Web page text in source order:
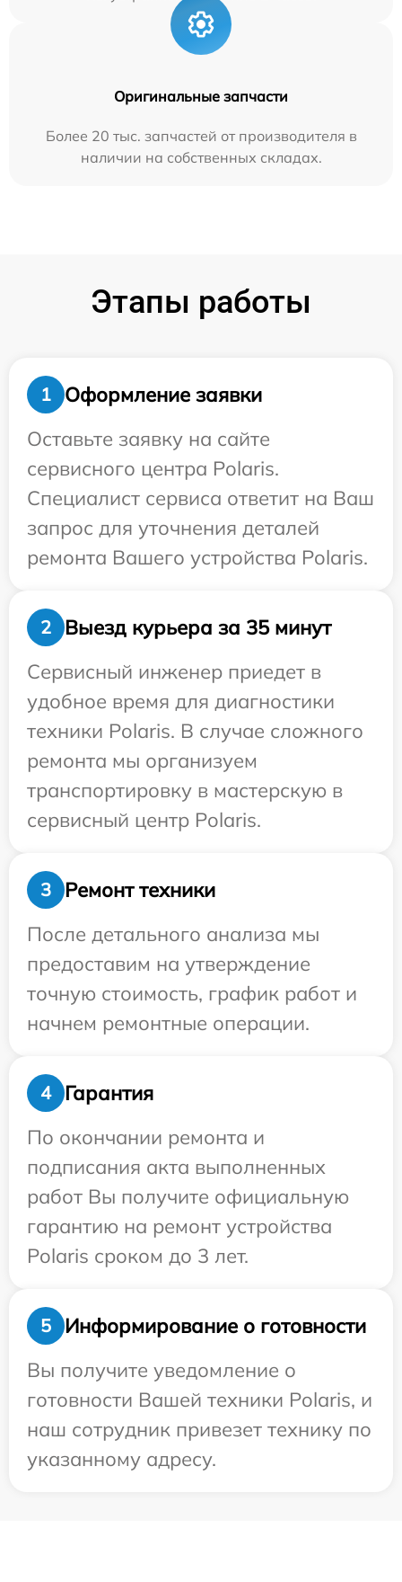
Оригинальные запчасти
Более 20 тыс. запчастей от производителя в
наличии на собственных складах.
Этапы работы
1
Оформление заявки
Оставьте заявку на сайте
сервисного центра Polaris.
Специалист сервиса ответит на Ваш
запрос для уточнения деталей
ремонта Вашего устройства Polaris.
2
Выезд курьера за 35 минут
Сервисный инженер приедет в
удобное время для диагностики
техники Polaris. В случае сложного
ремонта мы организуем
транспортировку в мастерскую в
сервисный центр Polaris.
3
Ремонт техники
После детального анализа мы
предоставим на утверждение
точную стоимость, график работ и
начнем ремонтные операции.
4
Гарантия
По окончании ремонта и
подписания акта выполненных
работ Вы получите официальную
гарантию на ремонт устройства
Polaris сроком до 3 лет.
5
Информирование о готовности
Вы получите уведомление о
готовности Вашей техники Polaris, и
наш сотрудник привезет технику по
указанному адресу.